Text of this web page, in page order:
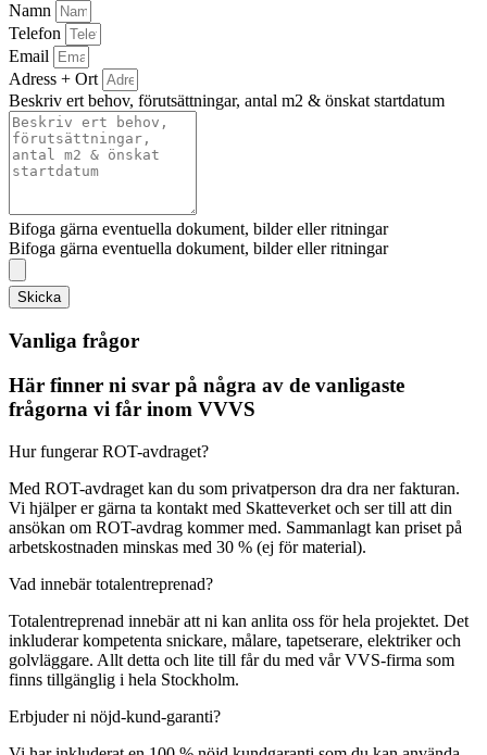
Namn
Telefon
Email
Adress + Ort
Beskriv ert behov, förutsättningar, antal m2 & önskat startdatum
Bifoga gärna eventuella dokument, bilder eller ritningar
Bifoga gärna eventuella dokument, bilder eller ritningar
Skicka
Vanliga frågor
Här finner ni svar på några av de vanligaste
frågorna vi får inom VVVS
Hur fungerar ROT-avdraget?
Med ROT-avdraget kan du som privatperson dra dra ner fakturan.
Vi hjälper er gärna ta kontakt med Skatteverket och ser till att din
ansökan om ROT-avdrag kommer med. Sammanlagt kan priset på
arbetskostnaden minskas med 30 % (ej för material).
Vad innebär totalentreprenad?
Totalentreprenad innebär att ni kan anlita oss för hela projektet. Det
inkluderar kompetenta snickare, målare, tapetserare, elektriker och
golvläggare. Allt detta och lite till får du med vår VVS-firma som
finns tillgänglig i hela Stockholm.
Erbjuder ni nöjd-kund-garanti?